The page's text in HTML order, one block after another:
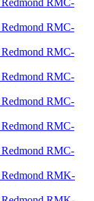
Redmond RMC-
Redmond RMC-
Redmond RMC-
Redmond RMC-
Redmond RMC-
Redmond RMC-
Redmond RMC-
Redmond RMK-